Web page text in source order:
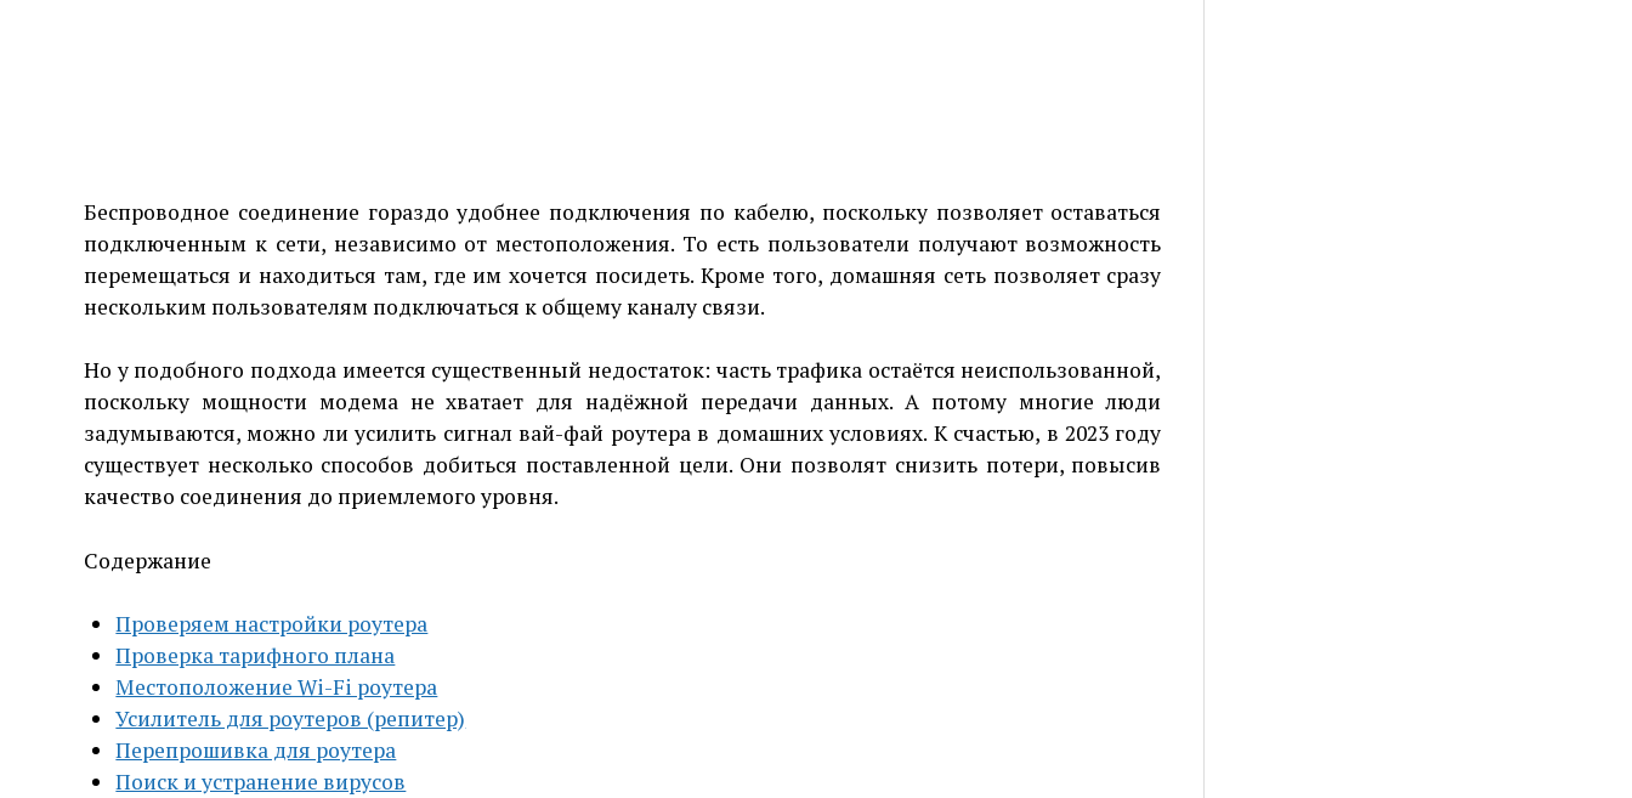
Беспроводное соединение гораздо удобнее подключения по кабелю, поскольку позволяет оставаться
подключенным к сети, независимо от местоположения. То есть пользователи получают возможность
перемещаться и находиться там, где им хочется посидеть. Кроме того, домашняя сеть позволяет сразу
нескольким пользователям подключаться к общему каналу связи.
Но у подобного подхода имеется существенный недостаток: часть трафика остаётся неиспользованной,
поскольку мощности модема не хватает для надёжной передачи данных. А потому многие люди
задумываются, можно ли усилить сигнал вай-фай роутера в домашних условиях. К счастью, в 2023 году
существует несколько способов добиться поставленной цели. Они позволят снизить потери, повысив
качество соединения до приемлемого уровня.
Содержание
Проверяем настройки роутера
Проверка тарифного плана
Местоположение Wi-Fi роутера
Усилитель для роутеров (репитер)
Перепрошивка для роутера
Поиск и устранение вирусов